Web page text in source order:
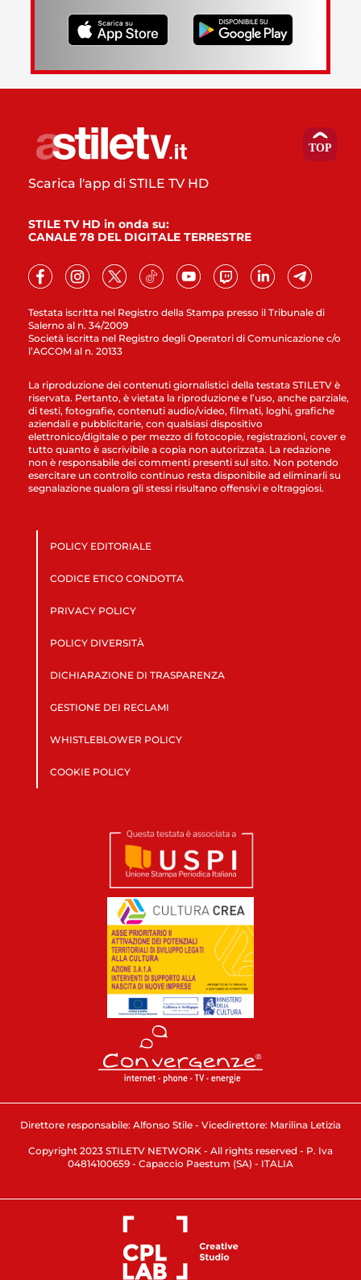
Testata iscritta nel Registro della Stampa presso il Tribunale di
Salerno al n. 34/2009
Società iscritta nel Registro degli Operatori di Comunicazione c/o
l’AGCOM al n. 20133
Scarica l'app di STILE TV HD
STILE TV HD in onda su:
CANALE 78 DEL DIGITALE TERRESTRE
La riproduzione dei contenuti giornalistici della testata STILETV è
riservata. Pertanto, è vietata la riproduzione e l’uso, anche parziale,
di testi, fotografie, contenuti audio/video, filmati, loghi, grafiche
aziendali e pubblicitarie, con qualsiasi dispositivo
elettronico/digitale o per mezzo di fotocopie, registrazioni, cover e
tutto quanto è ascrivibile a copia non autorizzata. La redazione
non è responsabile dei commenti presenti sul sito. Non potendo
esercitare un controllo continuo resta disponibile ad eliminarli su
segnalazione qualora gli stessi risultano offensivi e oltraggiosi.
POLICY EDITORIALE
CODICE ETICO CONDOTTA
PRIVACY POLICY
POLICY DIVERSITÀ
DICHIARAZIONE DI TRASPARENZA
GESTIONE DEI RECLAMI
WHISTLEBLOWER POLICY
COOKIE POLICY
Direttore responsabile: Alfonso Stile - Vicedirettore: Marilina Letizia
Copyright 2023 STILETV NETWORK - All rights reserved - P. Iva
04814100659 - Capaccio Paestum (SA) - ITALIA